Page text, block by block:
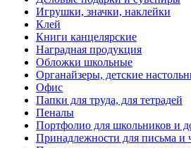
Игрушки, значки, наклейки
Клей
Книги канцелярские
Наградная продукция
Обложки школьные
Органайзеры, детские
Офис
Папки для труда, для тетрадей
Пеналы
Портфолио для школьников и
Принадлежности для письма и